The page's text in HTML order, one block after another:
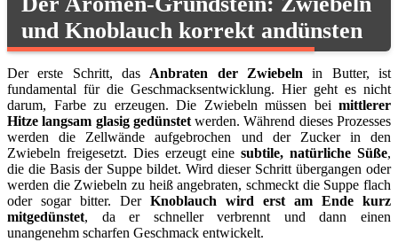
und Knoblauch korrekt andünsten
Der erste Schritt, das Anbraten der Zwiebeln in Butter, ist
fundamental für die Geschmacksentwicklung. Hier geht es nicht
darum, Farbe zu erzeugen. Die Zwiebeln müssen bei mittlerer
Hitze langsam glasig gedünstetwerden. Während dieses Prozesses
werden die Zellwände aufgebrochen und der Zucker in den
Zwiebeln freigesetzt. Dies erzeugt einesubtile, natürliche Süße,
die die Basis der Suppe bildet. Wird dieser Schritt übergangen oder
werden die Zwiebeln zu heiß angebraten, schmeckt die Suppe flach
oder sogar bitter. Der Knoblauch wird erst am Ende kurz
mitgedünstet, da er schneller verbrennt und dann einen
unangenehm scharfen Geschmack entwickelt.